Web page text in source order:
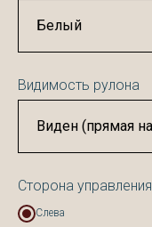
Видимость рулона
Сторона управления
Слева